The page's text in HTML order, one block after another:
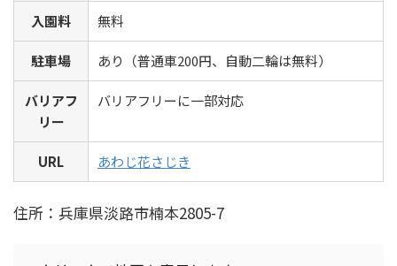
入園料 無料
駐車場 あり（普通車200円、自動二輪は無料）
バリアフ
リー
バリアフリーに一部対応
URL あわじ花さじき
住所：兵庫県淡路市楠本2805-7